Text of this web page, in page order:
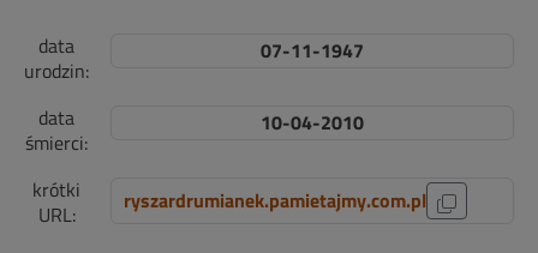
data
urodzin:
07-11-1947
data
śmierci:
10-04-2010
krótki
URL:
ryszardrumianek.pamietajmy.com.pl